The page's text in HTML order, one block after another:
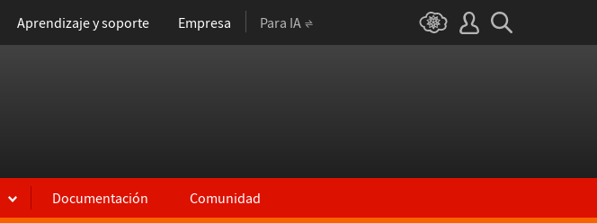
Aprendizaje y soporte Empresa Para IA
Documentación Comunidad